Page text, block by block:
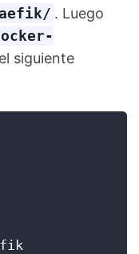
. Luego
siguiente